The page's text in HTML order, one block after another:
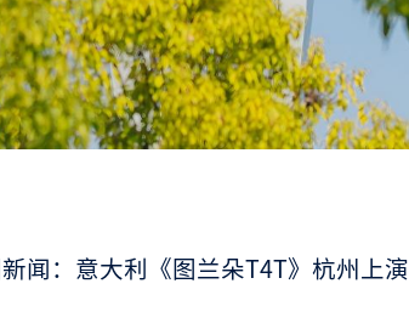
闻：意大利《图兰朵T4T》杭州上演